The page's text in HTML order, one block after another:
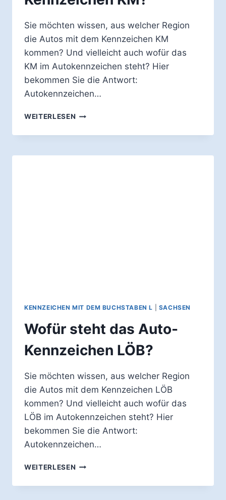
Sie möchten wissen, aus welcher Region
die Autos mit dem Kennzeichen KM
kommen? Und vielleicht auch wofür das
KM im Autokennzeichen steht? Hier
bekommen Sie die Antwort:
Autokennzeichen…
WEITERLESEN WOFÜR
DAS
KENNZEICHEN
KENNZEICHEN MIT DEM BUCHSTABEN L SACHSEN
Wofür steht das Auto-
Kennzeichen LÖB?
Sie möchten wissen, aus welcher Region
die Autos mit dem Kennzeichen LÖB
kommen? Und vielleicht auch wofür das
LÖB im Autokennzeichen steht? Hier
bekommen Sie die Antwort:
Autokennzeichen…
WEITERLESEN WOFÜR
DAS